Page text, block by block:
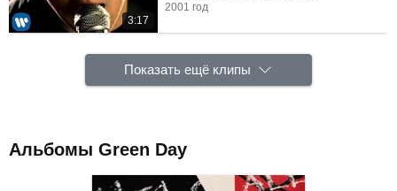
3:17
2001 год
Показать ещё клипы
Альбомы Green Day